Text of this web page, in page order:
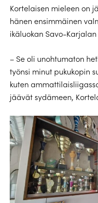
Kortelaisen mieleen on
hänen ensimmäinen
ikäluokan Savo-
– Se oli unohtumaton
työnsi minut pukukopin
kuten
jäävät sydämeen,